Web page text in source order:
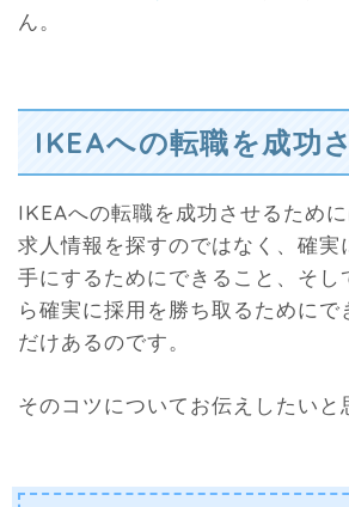
ん。
IKEAへの転職を成功
IKEAへの転職を成功させるため
求人情報を探すのではなく、確実
手にするためにできること、そし
ら確実に採用を勝ち取るために
だけあるのです。
そのコツについてお伝えしたいと